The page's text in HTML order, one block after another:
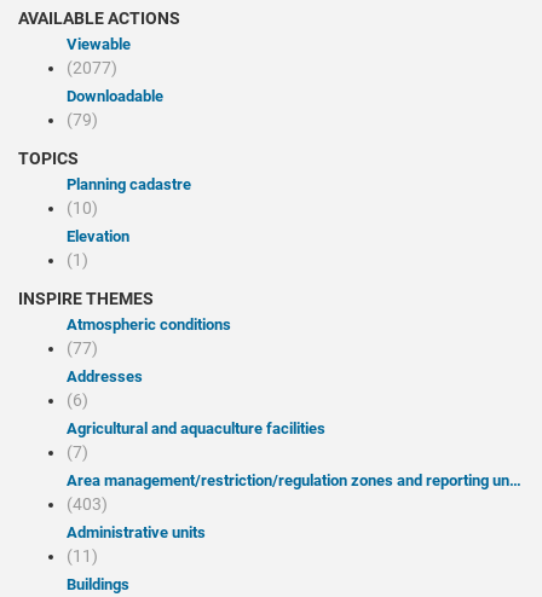
AVAILABLE ACTIONS
Viewable
(2077)
Downloadable
(79)
TOPICS
Planning cadastre
(10)
Elevation
(1)
INSPIRE THEMES
Atmospheric conditions
(77)
Addresses
(6)
Agricultural and aquaculture facilities
(7)
Area management/restriction/regulation zones and reporting units
(403)
Administrative units
(11)
Buildings